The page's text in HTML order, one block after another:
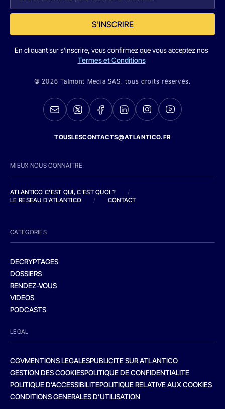
S'INSCRIRE
En cliquant sur s'inscrire, vous confirmez que vous acceptez nos
Termes et Conditions
© 2026 Talmont Media SAS. tous droits réservés.
TOUSLESCONTACTS@ATLANTICO.FR
MIEUX NOUS CONNAITRE
ATLANTICO C'EST QUI, C'EST QUOI ?
/
LE RESEAU D'ATLANTICO
/ CONTACT
CATEGORIES
DECRYPTAGES
DOSSIERS
RENDEZ-VOUS
VIDEOS
PODCASTS
LEGAL
CGVMENTIONS LEGALESPUBLICITE SUR ATLANTICO
GESTION DES COOKIESPOLITIQUE DE CONFIDENTIALITE
POLITIQUE D’ACCESSIBILITEPOLITIQUE RELATIVE AUX COOKIES
CONDITIONS GENERALES D’UTILISATION